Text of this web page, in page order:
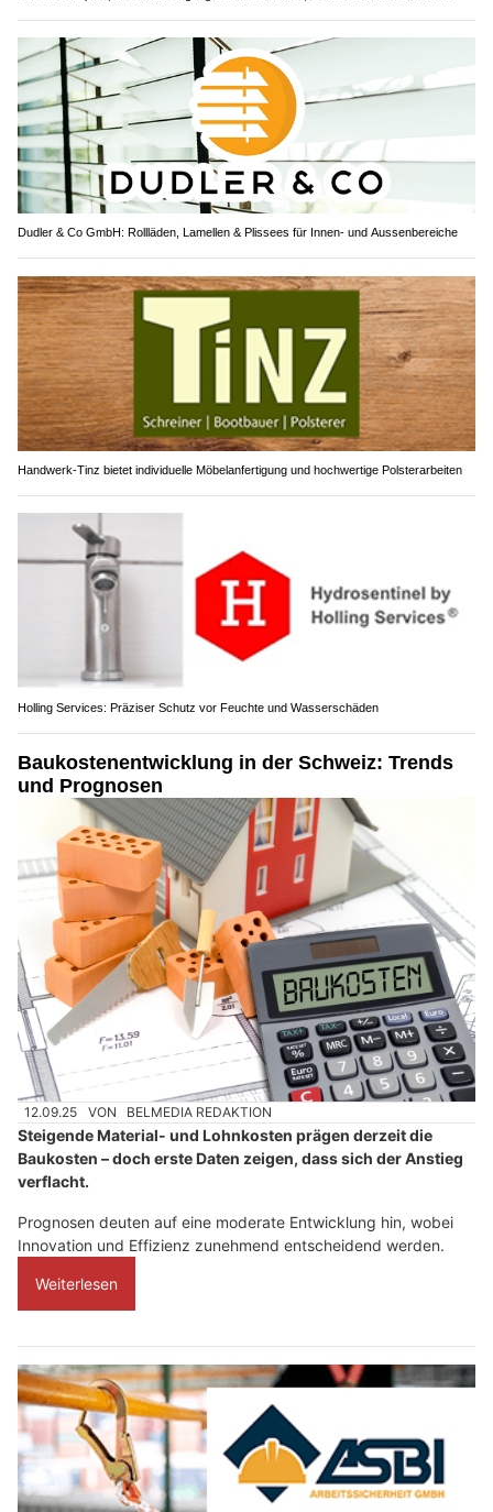
Dudler & Co GmbH: Rollläden, Lamellen & Plissees für Innen- und Aussenbereiche
Handwerk-Tinz bietet individuelle Möbelanfertigung und hochwertige Polsterarbeiten
Holling Services: Präziser Schutz vor Feuchte und Wasserschäden
Baukostenentwicklung in der Schweiz: Trends
und Prognosen
12.09.25 VON BELMEDIA REDAKTION
Steigende Material- und Lohnkosten prägen derzeit die
Baukosten – doch erste Daten zeigen, dass sich der Anstieg
verflacht.
Prognosen deuten auf eine moderate Entwicklung hin, wobei
Innovation und Effizienz zunehmend entscheidend werden.
Weiterlesen